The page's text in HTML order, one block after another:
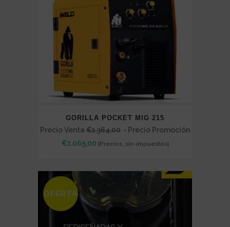
GORILLA POCKET MIG 215
Precio Venta €1.364,00 - Precio Promoción
€1.065,00 {Precios_sin-impuestos}
SALE
OFERTA